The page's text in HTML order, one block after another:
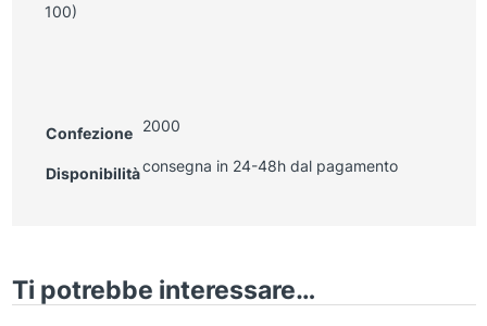
100)
Confezione 2000
Disponibilitàconsegna in 24-48h dal pagamento
Ti potrebbe interessare…